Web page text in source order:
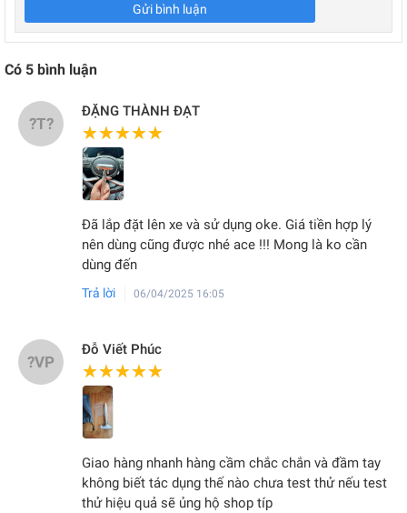
Gửi bình luận
Có 5 bình luận
?T?
ĐẶNG THÀNH ĐẠT
★★★★★
★★★★★
Đã lắp đặt lên xe và sử dụng oke. Giá tiền hợp lý
nên dùng cũng được nhé ace !!! Mong là ko cần
dùng đến
Trả lời 06/04/2025 16:05
?VP
Đỗ Viết Phúc
★★★★★
★★★★★
Giao hàng nhanh hàng cầm chắc chắn và đầm tay
không biết tác dụng thế nào chưa test thử nếu test
thử hiệu quả sẽ ủng hộ shop típ